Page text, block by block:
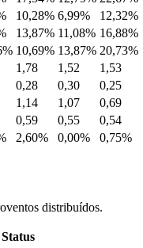
10,28% 6,99%
12,32%
13,87% 11,08% 16,88%
10,69% 13,87% 20,73%
1,78 1,52
1,53
0,28 0,30
0,25
1,14 1,07
0,69
0,59 0,55
0,54
2,60% 0,00% 0,75%
distribuídos.
Status